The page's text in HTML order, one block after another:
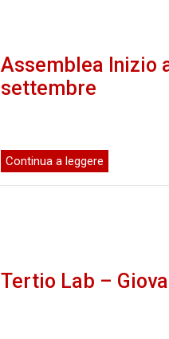
Assemblea Inizio
settembre
Continua a leggere
Tertio Lab –